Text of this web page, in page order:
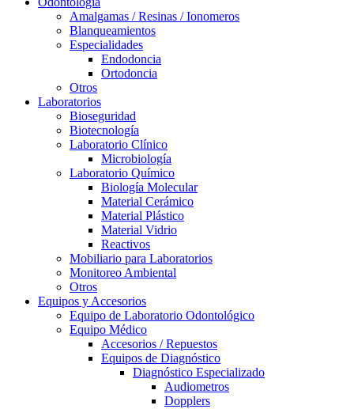
Amalgamas / Resinas / Ionomeros
Blanqueamientos
Especialidades
Endodoncia
Ortodoncia
Otros
Laboratorios
Bioseguridad
Biotecnología
Laboratorio Clínico
Microbiología
Laboratorio Químico
Biología Molecular
Material Cerámico
Material Plástico
Material Vidrio
Reactivos
Mobiliario para Laboratorios
Monitoreo Ambiental
Otros
Equipos y Accesorios
Equipo de Laboratorio Odontológico
Equipo Médico
Accesorios / Repuestos
Equipos de Diagnóstico
Diagnóstico Especializado
Audiometros
Dopplers